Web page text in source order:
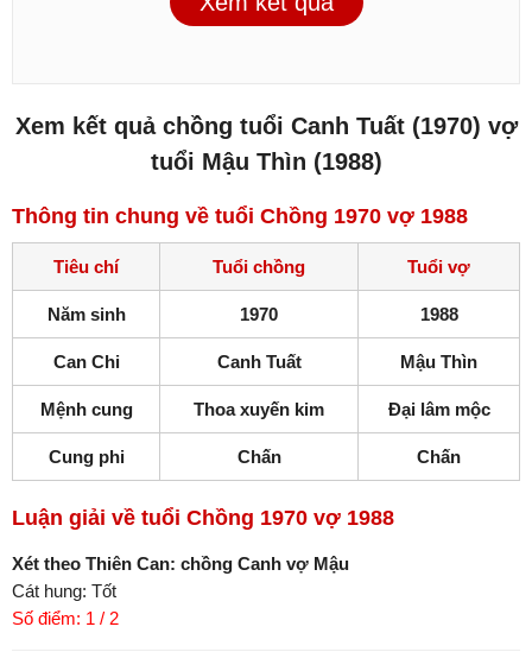
Xem kết quả chồng tuổi Canh Tuất (1970) vợ
tuổi Mậu Thìn (1988)
Thông tin chung về tuổi Chồng 1970 vợ 1988
Tiêu chí Tuổi chồng Tuổi vợ
Năm sinh 1970 1988
Can Chi Canh Tuất Mậu Thìn
Mệnh cung Thoa xuyến kim Đại lâm mộc
Cung phi Chấn Chấn
Luận giải về tuổi Chồng 1970 vợ 1988
Xét theo Thiên Can: chồng Canh vợ Mậu
Cát hung: Tốt
Số điểm: 1 / 2